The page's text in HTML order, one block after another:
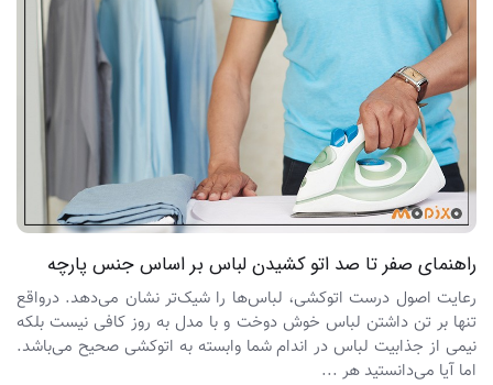
راهنمای صفر تا صد اتو کشیدن لباس بر اساس جنس پارچه
رعایت اصول درست اتوکشی، لباس‌ها را شیک‌تر نشان می‌دهد. درواقع
تنها بر تن داشتن لباس خوش دوخت و با مدل به روز کافی نیست بلکه
نیمی از جذابیت لباس در اندام شما وابسته به اتوکشی صحیح می‌باشد.
اما آیا می‌دانستید هر ...